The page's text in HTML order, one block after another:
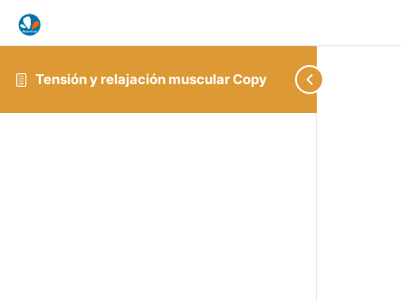
Tensión y relajación muscular Copy